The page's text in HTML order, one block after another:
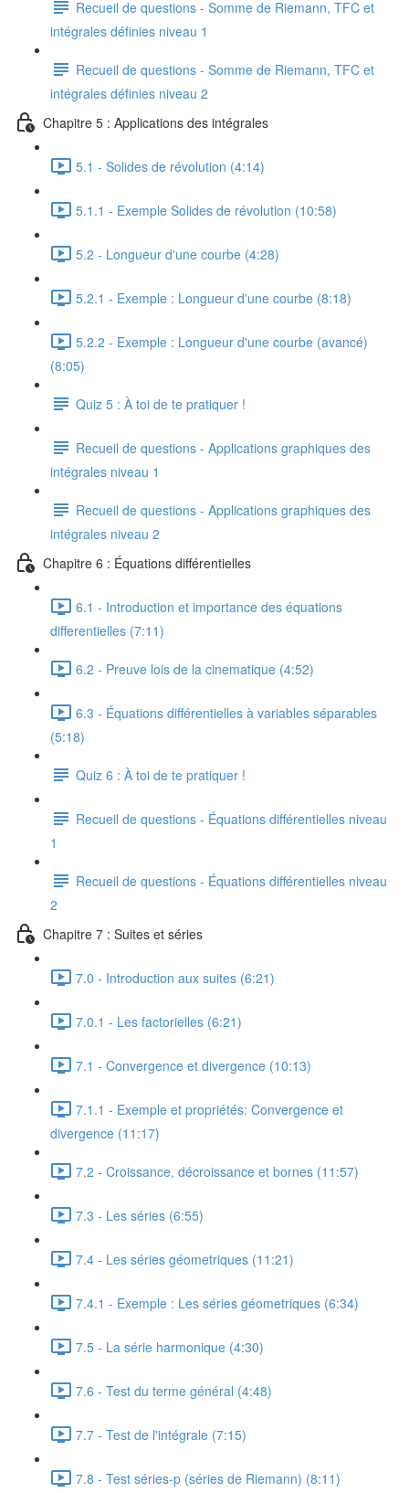
Recueil de questions - Somme de Riemann, TFC et
intégrales définies niveau 1
Recueil de questions - Somme de Riemann, TFC et
intégrales définies niveau 2
Chapitre 5 : Applications des intégrales
5.1 - Solides de révolution (4:14)
5.1.1 - Exemple Solides de révolution (10:58)
5.2 - Longueur d'une courbe (4:28)
5.2.1 - Exemple : Longueur d'une courbe (8:18)
5.2.2 - Exemple : Longueur d'une courbe (avancé)
(8:05)
Quiz 5 : À toi de te pratiquer !
Recueil de questions - Applications graphiques des
intégrales niveau 1
Recueil de questions - Applications graphiques des
intégrales niveau 2
Chapitre 6 : Équations différentielles
6.1 - Introduction et importance des équations
differentielles (7:11)
6.2 - Preuve lois de la cinematique (4:52)
6.3 - Équations différentielles à variables séparables
(5:18)
Quiz 6 : À toi de te pratiquer !
Recueil de questions - Équations différentielles niveau
1
Recueil de questions - Équations différentielles niveau
2
Chapitre 7 : Suites et séries
7.0 - Introduction aux suites (6:21)
7.0.1 - Les factorielles (6:21)
7.1 - Convergence et divergence (10:13)
7.1.1 - Exemple et propriétés: Convergence et
divergence (11:17)
7.2 - Croissance, décroissance et bornes (11:57)
7.3 - Les séries (6:55)
7.4 - Les séries géometriques (11:21)
7.4.1 - Exemple : Les séries géometriques (6:34)
7.5 - La série harmonique (4:30)
7.6 - Test du terme général (4:48)
7.7 - Test de l'intégrale (7:15)
7.8 - Test séries-p (séries de Riemann) (8:11)